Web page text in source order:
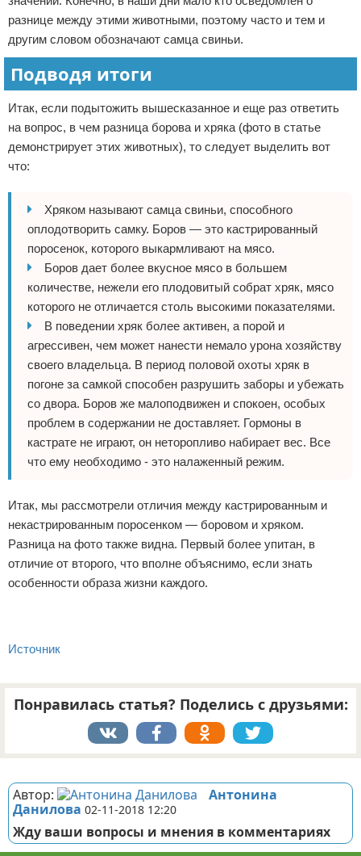
разнице между этими животными, поэтому часто и тем и
другим словом обозначают самца свиньи.
Подводя итоги
Итак, если подытожить вышесказанное и еще раз ответить
на вопрос, в чем разница борова и хряка (фото в статье
демонстрирует этих животных), то следует выделить вот
что:
Хряком называют самца свиньи, способного
оплодотворить самку. Боров — это кастрированный
поросенок, которого выкармливают на мясо.
Боров дает более вкусное мясо в большем
количестве, нежели его плодовитый собрат хряк, мясо
которого не отличается столь высокими показателями.
В поведении хряк более активен, а порой и
агрессивен, чем может нанести немало урона хозяйству
своего владельца. В период половой охоты хряк в
погоне за самкой способен разрушить заборы и убежать
со двора. Боров же малоподвижен и спокоен, особых
проблем в содержании не доставляет. Гормоны в
кастрате не играют, он неторопливо набирает вес. Все
что ему необходимо - это налаженный режим.
Итак, мы рассмотрели отличия между кастрированным и
некастрированным поросенком — боровом и хряком.
Разница на фото также видна. Первый более упитан, в
отличие от второго, что вполне объяснимо, если знать
особенности образа жизни каждого.
Источник
Понравилась статья? Поделись с друзьями:
Автор:
Антонина
Данилова 02-11-2018 12:20
Жду ваши вопросы и мнения в комментариях